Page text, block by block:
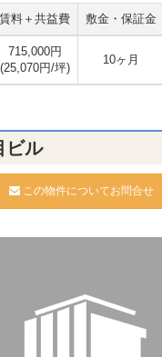
賃料＋共益費 敷金・保証金
715,000円
(25,070円/坪)
10ヶ月
ビル
この物件についてお問合せ